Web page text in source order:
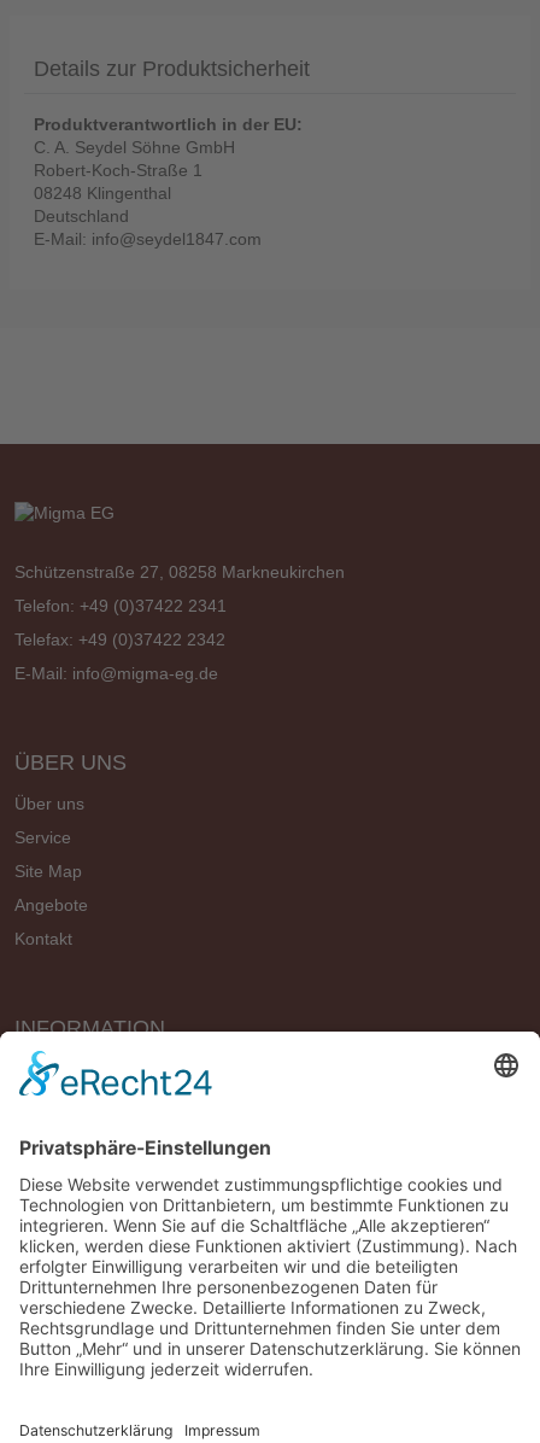
Details zur Produktsicherheit
Produktverantwortlich in der EU:
C. A. Seydel Söhne GmbH
Robert-Koch-Straße 1
08248 Klingenthal
Deutschland
E-Mail: info@seydel1847.com
Schützenstraße 27, 08258 Markneukirchen
Telefon: +49 (0)37422 2341
Telefax: +49 (0)37422 2342
E-Mail: info@migma-eg.de
ÜBER UNS
Über uns
Service
Site Map
Angebote
Kontakt
INFORMATION
Vertrag widerrufen
Geschäftsbedingungen (AGB)
Widerrufsbelehrung
Versandbedingungen